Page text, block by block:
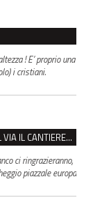
! E’ proprio una
i cristiani.
REGGIO. PORTA SANTA CROCE, DAL 24 AGOSTO AL VIA IL CANTIERE PER IL NUOVO COLLETTORE FOGNARIO
ci ringrazieranno,
piazzale europa